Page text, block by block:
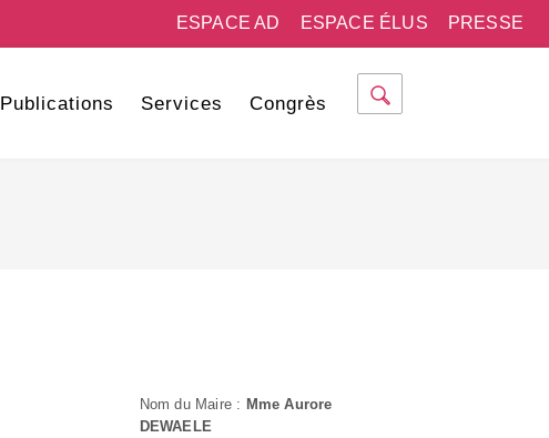
PRESSE
ESPACE ÉLUS
ESPACE AD
Publications Services Congrès
Nom du Maire : Mme Aurore
DEWAELE